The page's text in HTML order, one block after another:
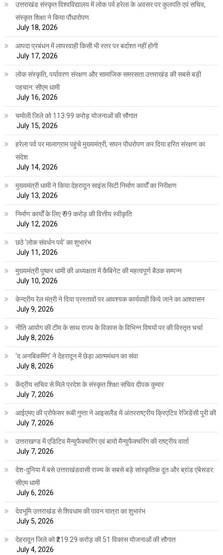
उत्तराखंड संस्कृत विश्वविद्यालय में लोक पर्व हरेला के अवसर पर कुलपति एवं सचिव,
संस्कृत शिक्षा ने किया पौंधारोपण
July 18, 2026
आपदा प्रबंधन में लापरवाही किसी भी स्तर पर बर्दाश्त नहीं होगी
July 17, 2026
लोक संस्कृति, पर्यावरण संरक्षण और सामाजिक समरसता उत्तराखंड की सबसे बड़ी
पहचान: सीएम धामी
July 16, 2026
चमोली जिले को 113.99 करोड़ योजनाओं की सौगात
July 15, 2026
हरेला पर्व पर मालाग्राम पहुंचे मुख्यमंत्री, सघन पौधरोपण कर दिया हरित संरक्षण का
संदेश
July 14, 2026
मुख्यमंत्री धामी ने किया देहरादून साइंस सिटी निर्माण कार्यों का निरीक्षण
July 13, 2026
निर्माण कार्यों के लिए ₹ 99 करोड़ की वित्तीय स्वीकृति
July 12, 2026
छठे ‘लोक संवर्धन पर्व’ का शुभारंभ
July 11, 2026
मुख्यमंत्री पुष्कर धामी की अध्यक्षता में कैबिनेट की महत्वपूर्ण बैठक सम्पन्न
July 10, 2026
केन्द्रीय रेल मंत्री ने दिया प्रस्तावों पर आवश्यक कार्यवाही किये जाने का आश्वासन
July 9, 2026
नीति आयोग की टीम के साथ राज्य के विकास के विभिन्न विषयों पर की विस्तृत चर्चा
July 8, 2026
‘द अनबिकमिंग’ ने देहरादून में छेड़ा आत्ममंथन का संवा
July 8, 2026
केंद्रीय सचिव से मिले प्रदेश के संस्कृत शिक्षा सचिव दीपक कुमार
July 7, 2026
आईएमए की प्रोफेसर रूबी गुप्ता ने आइसलैंड में अंतरराष्ट्रीय क्रिएटिव रेजिडेंसी पूरी की
July 7, 2026
उत्तराखण्ड में एडिटिव मैन्युफैक्चरिंग एवं बायो मैन्युफैक्चरिंग की राष्ट्रीय वार्ता
July 7, 2026
देश-दुनिया में बसे उत्तराखंडवासी राज्य के सबसे बड़े सांस्कृतिक दूत और ब्रांड एंबेसडर:
सीएम धामी
July 6, 2026
देवभूमि उत्तराखंड से शिवधाम की पावन यात्रा का शुभारंभ
July 5, 2026
देहरादून जिले को ₹219.29 करोड़ की 51 विकास योजनाओं की सौगात
July 4, 2026